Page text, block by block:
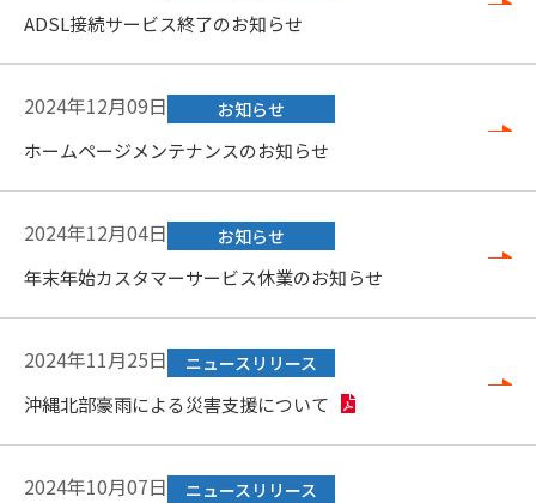
ADSL接続サービス終了のお知らせ
2024年12月09日 お知らせ
ホームページメンテナンスのお知らせ
2024年12月04日 お知らせ
年末年始カスタマーサービス休業のお知らせ
2024年11月25日 ニュースリリース
沖縄北部豪雨による災害支援について
2024年10月07日 ニュースリリース